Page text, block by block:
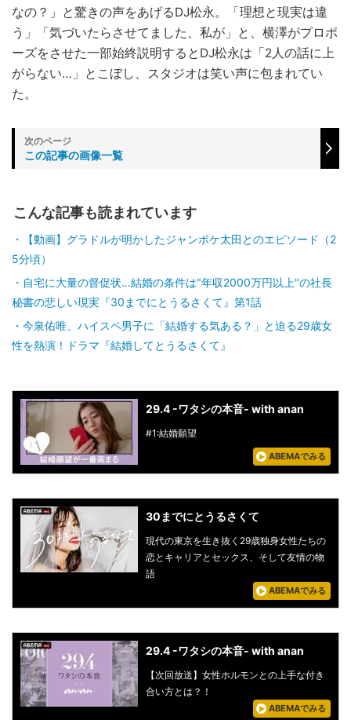
なの？」と驚きの声をあげるDJ松永。「理想と現実は違
う」「気づいたらさせてました、私が」と、横澤がプロポ
ーズをさせた一部始終説明するとDJ松永は「2人の話に上
がらない…」とこぼし、スタジオは笑い声に包まれてい
た。
この記事の画像一覧
こんな記事も読まれています
【動画】グラドルが明かしたジャンポケ太田とのエピソード（2
5分頃）
自宅に大量の督促状…結婚の条件は"年収2000万円以上"の社長
秘書の悲しい現実『30までにとうるさくて』第1話
今泉佑唯、ハイスペ男子に「結婚する気ある？」と迫る29歳女
性を熱演！ドラマ『結婚してとうるさくて』
29.4 -ワタシの本音- with anan
#1:結婚願望
ABEMAでみる
30までにとうるさくて
現代の東京を生き抜く29歳独身女性たちの
恋とキャリアとセックス、そして友情の物
語
ABEMAでみる
29.4 -ワタシの本音- with anan
【次回放送】女性ホルモンとの上手な付き
合い方とは？！
ABEMAでみる